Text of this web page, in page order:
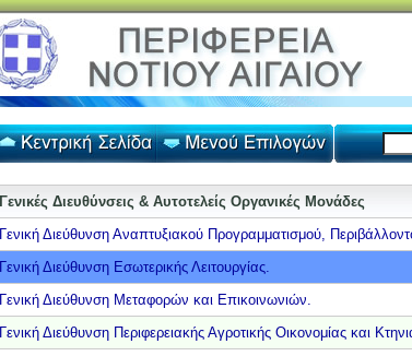
Γενικές Διευθύνσεις & Αυτοτελείς Οργανικές Μονάδες
Γενική Διεύθυνση Αναπτυξιακού Προγραμματισμού,
Γενική Διεύθυνση Εσωτερικής Λειτουργίας.
Γενική Διεύθυνση Μεταφορών και Επικοινωνιών.
Γενική Διεύθυνση Περιφερειακής Αγροτικής Οικονομίας και